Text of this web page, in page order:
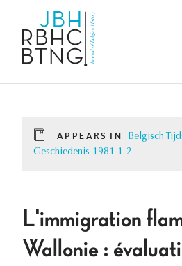
APPEARS IN
Belgisch
Geschiedenis 1981 1-2
L'immigration
Wallonie :